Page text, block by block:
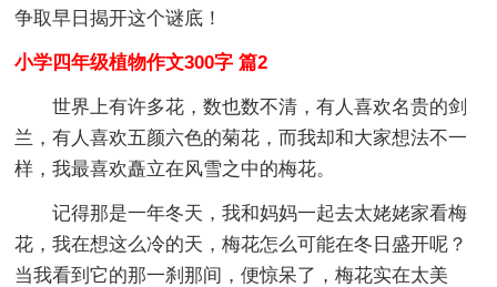
争取早日揭开这个谜底！
小学四年级植物作文300字 篇2
世界上有许多花，数也数不清，有人喜欢名贵的剑
兰，有人喜欢五颜六色的菊花，而我却和大家想法不一
样，我最喜欢矗立在风雪之中的梅花。
记得那是一年冬天，我和妈妈一起去太姥姥家看梅
花，我在想这么冷的天，梅花怎么可能在冬日盛开呢？
当我看到它的那一刹那间，便惊呆了，梅花实在太美